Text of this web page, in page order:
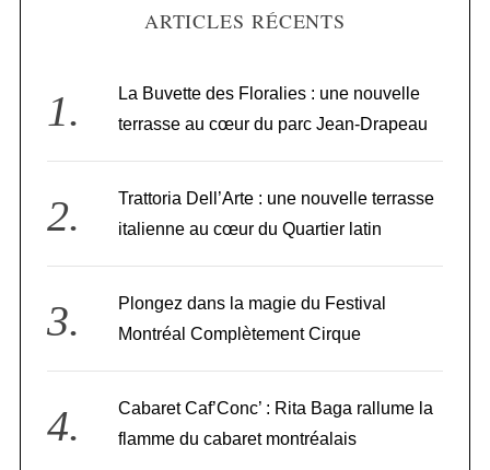
ARTICLES RÉCENTS
La Buvette des Floralies : une nouvelle
terrasse au cœur du parc Jean-Drapeau
Trattoria Dell’Arte : une nouvelle terrasse
italienne au cœur du Quartier latin
Plongez dans la magie du Festival
Montréal Complètement Cirque
Cabaret Caf’Conc’ : Rita Baga rallume la
flamme du cabaret montréalais